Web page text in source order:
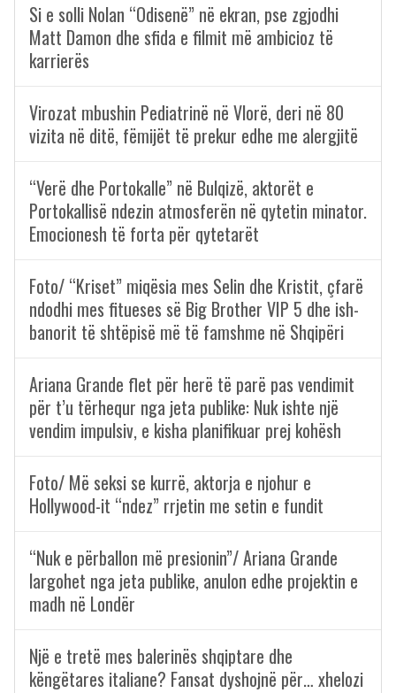
Si e solli Nolan “Odisenë” në ekran, pse zgjodhi
Matt Damon dhe sfida e filmit më ambicioz të
karrierës
Virozat mbushin Pediatrinë në Vlorë, deri në 80
vizita në ditë, fëmijët të prekur edhe me alergjitë
“Verë dhe Portokalle” në Bulqizë, aktorët e
Portokallisë ndezin atmosferën në qytetin minator.
Emocionesh të forta për qytetarët
Foto/ “Kriset” miqësia mes Selin dhe Kristit, çfarë
ndodhi mes fitueses së Big Brother VIP 5 dhe ish-
banorit të shtëpisë më të famshme në Shqipëri
Ariana Grande flet për herë të parë pas vendimit
për t’u tërhequr nga jeta publike: Nuk ishte një
vendim impulsiv, e kisha planifikuar prej kohësh
Foto/ Më seksi se kurrë, aktorja e njohur e
Hollywood-it “ndez” rrjetin me setin e fundit
“Nuk e përballon më presionin”/ Ariana Grande
largohet nga jeta publike, anulon edhe projektin e
madh në Londër
Një e tretë mes balerinës shqiptare dhe
këngëtares italiane? Fansat dyshojnë për… xhelozi